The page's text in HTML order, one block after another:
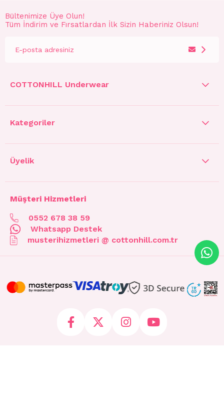
Bültenimize Üye Olun!
Tüm İndirim ve Fırsatlardan İlk Sizin Haberiniz Olsun!
COTTONHILL Underwear
Kategoriler
Üyelik
Müşteri Hizmetleri
0552 678 38 59
Whatsapp Destek
musterihizmetleri @ cottonhill.com.tr